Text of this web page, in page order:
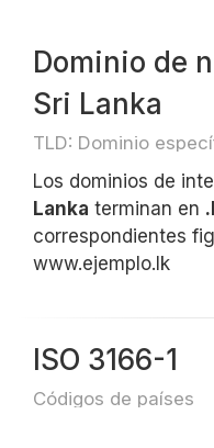
Dominio de
Sri Lanka
TLD: Dominio
Los dominios de
Lanka terminan en
correspondientes
www.ejemplo.lk
ISO 3166-1
Códigos de países